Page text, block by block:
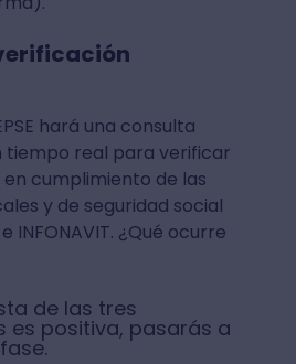
hará una consulta
tiempo real para verificar
cumplimiento de las
y de seguridad social
INFONAVIT. ¿Qué ocurre
de las tres
es positiva, pasarás a